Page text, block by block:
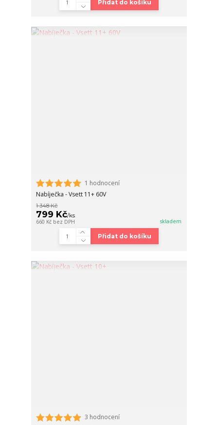
Přidat do košíku
1 hodnocení
Nabíječka - Vsett 11+ 60V
1 348 Kč
799 Kč/ks
660 Kč bez DPH skladem
Přidat do košíku
3 hodnocení